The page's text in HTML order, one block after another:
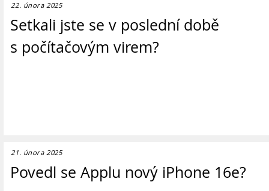
22. února 2025
Setkali jste se v poslední době
s počítačovým virem?
21. února 2025
Povedl se Applu nový iPhone 16e?